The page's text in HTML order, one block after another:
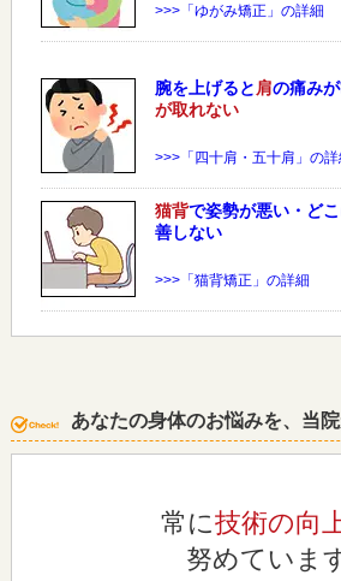
>>>「ゆがみ矯正」の詳細
腕を上げると 肩の痛みが
が取れない
>>>「四十肩・五十肩」の詳
猫背で姿勢が悪い・ど
善しない
>>>「猫背矯正」の詳細
あなたの身体のお悩みを、当
常に技術の向
努めていま